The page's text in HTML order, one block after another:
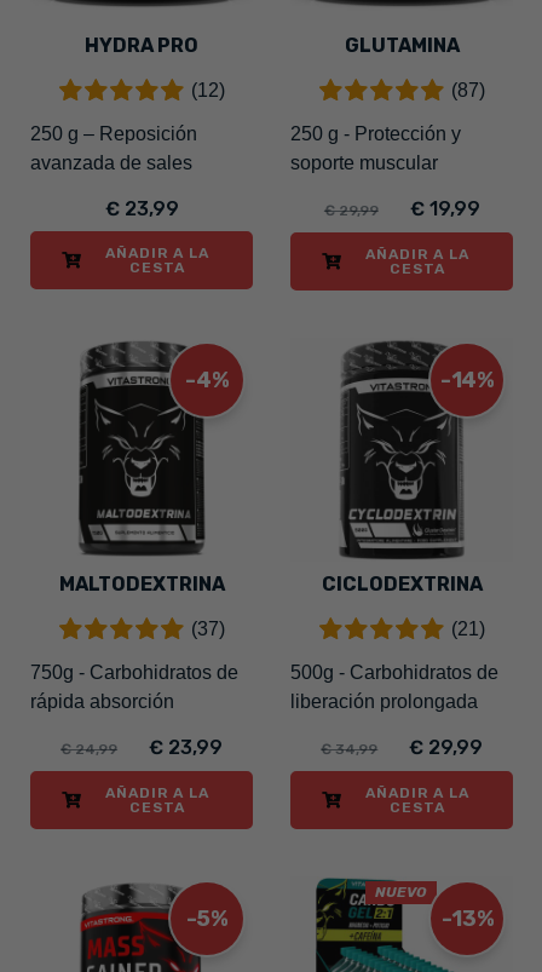
HYDRA PRO
(12)
250 g – Reposición
avanzada de sales
€ 23,99
AÑADIR A LA
CESTA
GLUTAMINA
(87)
250 g - Protección y
soporte muscular
€ 29,99 € 19,99
AÑADIR A LA
CESTA
-4%
MALTODEXTRINA
(37)
750g - Carbohidratos de
rápida absorción
€ 24,99 € 23,99
AÑADIR A LA
CESTA
-14%
CICLODEXTRINA
(21)
500g - Carbohidratos de
liberación prolongada
€ 34,99 € 29,99
AÑADIR A LA
CESTA
-5% -13%
NUEVO